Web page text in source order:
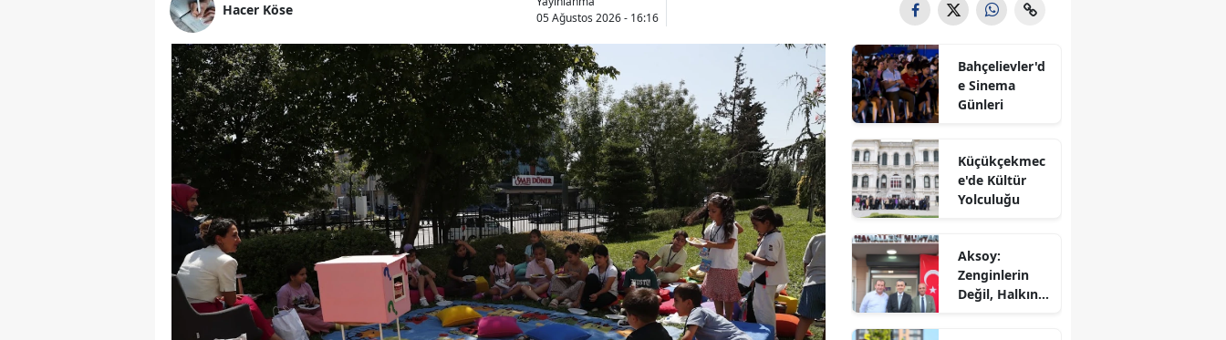
Hacer Köse
05 Ağustos 2026 - 16:16
Bahçelievler'd
e Sinema
Günleri
Küçükçekmec
e'de Kültür
Yolculuğu
Aksoy:
Zenginlerin
Değil, Halkın